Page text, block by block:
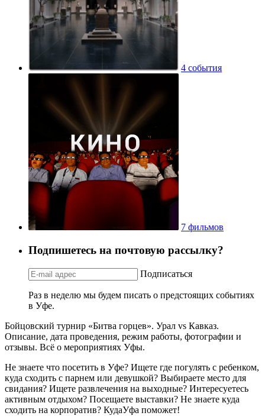
4 события
7 фильмов
Подпишетесь на почтовую рассылку?
Подписаться
Раз в неделю мы будем писать о предстоящих событиях
в Уфе.
Бойцовский турнир «Битва горцев». Урал vs Кавказ.
Описание, дата проведения, режим работы, фотографии и
отзывы. Всё о мероприятиях Уфы.
Не знаете что посетить в Уфе? Ищете где погулять с ребенком,
куда сходить с парнем или девушкой? Выбираете место для
свидания? Ищете развлечения на выходные? Интересуетесь
активным отдыхом? Посещаете выставки? Не знаете куда
сходить на корпоратив? КудаУфа поможет!